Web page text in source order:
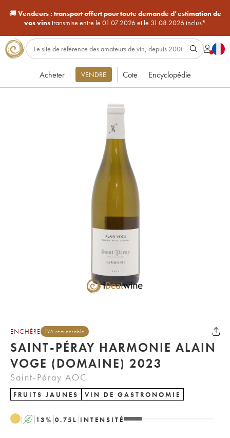
🚚Vendeurs : transport offert pour toute demande d’estimation de
vos vinstransmise entre le 01.07.2026 et le 31.08.2026 inclus*
Acheter VENDRE Cote Encyclopédie
ENCHÈRE TVA récupérable
SAINT-PÉRAY HARMONIE ALAIN
VOGE (DOMAINE) 2023
Saint-Péray AOC
FRUITS JAUNES VIN DE GASTRONOMIE
A 13% 0.75 L INTENSITÉ